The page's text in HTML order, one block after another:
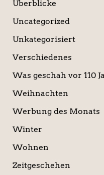
Überblicke
Uncategorized
Unkategorisiert
Verschiedenes
Was geschah vor 110
Weihnachten
Werbung des Monats
Winter
Wohnen
Zeitgeschehen